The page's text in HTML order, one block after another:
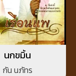
นกขมิ้น
กัน นภัทร